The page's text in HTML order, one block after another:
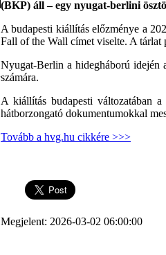
(BKP) áll – egy nyugat-berlini
A budapesti kiállítás előzménye a
Fall of the Wall címet viselte. A tárlat
Nyugat-Berlin a hidegháború idején
számára.
A kiállítás budapesti változatában
hátborzongató dokumentumokkal
Tovább a hvg.hu cikkére >>>
Megjelent: 2026-03-02 06:00:00